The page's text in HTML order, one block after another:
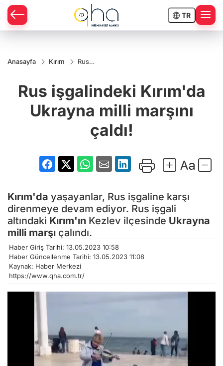
TR
Anasayfa Kırım
Rus
Ukrayna
milli
çaldı!
Rus işgalindeki Kırım'da
Ukrayna milli marşını
çaldı!
Kırım'da yaşayanlar, Rus işgaline karşı
direnmeye devam ediyor. Rus işgali
altındaki Kırım'ın Kezlev ilçesinde Ukrayna
milli marşı çalındı.
Haber Giriş Tarihi: 13.05.2023 10:58
Haber Güncellenme Tarihi: 13.05.2023 11:08
Kaynak: Haber Merkezi
https://www.qha.com.tr/